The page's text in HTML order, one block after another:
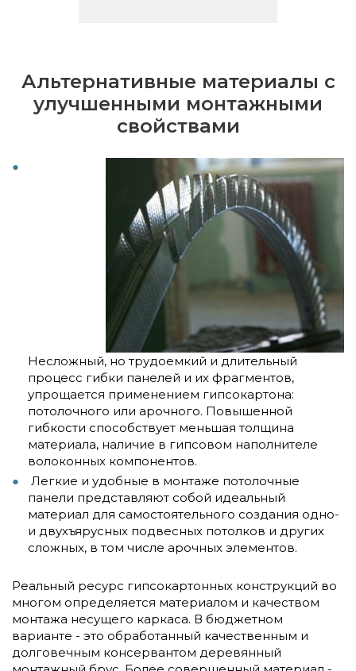
Альтернативные материалы с
улучшенными монтажными
свойствами
Несложный, но трудоемкий и длительный
процесс гибки панелей и их фрагментов,
упрощается применением гипсокартона:
потолочного или арочного. Повышенной
гибкости способствует меньшая толщина
материала, наличие в гипсовом наполнителе
волоконных компонентов.
Легкие и удобные в монтаже потолочные
панели представляют собой идеальный
материал для самостоятельного создания одно-
и двухъярусных подвесных потолков и других
сложных, в том числе арочных элементов.
Реальный ресурс гипсокартонных конструкций во
многом определяется материалом и качеством
монтажа несущего каркаса. В бюджетном
варианте - это обработанный качественным и
долговечным консервантом деревянный